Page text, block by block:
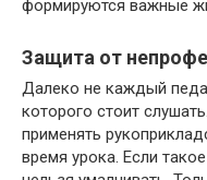
формируются важные
Защита от
Далеко не каждый
которого стоит
применять
время урока. Если